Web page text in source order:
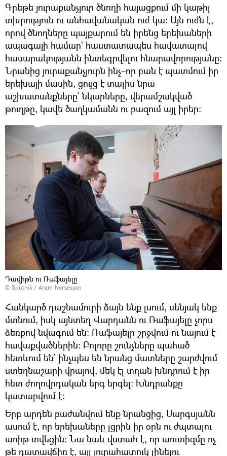
Գրեթե յուրաքանչյուր ծնողի հայացքում մի կաթիլ
տխրություն ու անհավանական ուժ կա։ Այն ուժն է,
որով ծնողները պայքարում են իրենց երեխաների
ապագայի համար` հաստատապես հավատալով
հասարակությանն ինտեգրվելու հնարավորությանը։
Նրանից յուրաքանչյուրն ինչ–որ բան է պատմում իր
երեխայի մասին, ցույց է տալիս նրա
աշխատանքները` նկարները, վերամշակված
թուղթը, կավե ծաղկամանն ու բազում այլ իրեր։
Դավիթն ու Ռաֆայելը
© Sputnik / Aram Nersesyan
Հանկարծ դաշնամուրի ձայն ենք լսում, սենյակ ենք
մտնում, իսկ այնտեղ Վարդանն ու Ռաֆայելը չորս
ձեռքով նվագում են։ Ռաֆայելը շրջվում ու նայում է
հավաքվածներին։ Բոլորը շունչները պահած
հետևում են` ինչպես են նրանց մատները շարժվում
ստեղնաշարի վրայով, մեկ էլ տղան խնդրում է իր
հետ ժողովրդական երգ երգել։ Խնդրանքը
կատարվում է։
Երբ արդեն բաժանվում ենք նրանցից, Սարգսյանն
ասում է, որ երեխաները լցրին իր օրն ու ժպտալու
առիթ տվեցին։ Նա նաև վստահ է, որ աուտիզմը ոչ
թե դատավճիռ է, այլ յուրահատուկ լինելու